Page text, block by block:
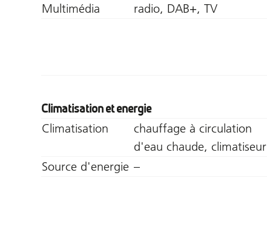
Multimédia
radio, DAB+, TV
Climatisation et energie
Climatisation
chauffage à circulation
d'eau chaude, climatiseur
Source d'energie –